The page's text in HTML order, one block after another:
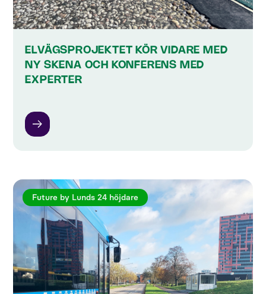
ELVÄGSPROJEKTET KÖR VIDARE MED
NY SKENA OCH KONFERENS MED
EXPERTER
Future by Lunds 24 höjdare